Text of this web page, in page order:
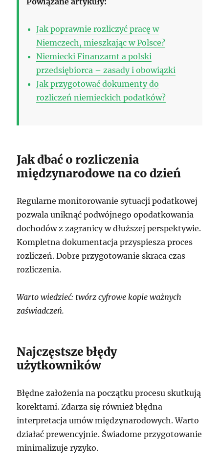
Jak poprawnie rozliczyć pracę w
Niemczech, mieszkając w Polsce?
Niemiecki Finanzamt a polski
przedsiębiorca – zasady i obowiązki
Jak przygotować dokumenty do
rozliczeń niemieckich podatków?
Jak dbać o rozliczenia
międzynarodowe na co dzień
Regularne monitorowanie sytuacji podatkowej
pozwala uniknąć podwójnego opodatkowania
dochodów z zagranicy w dłuższej perspektywie.
Kompletna dokumentacja przyspiesza proces
rozliczeń. Dobre przygotowanie skraca czas
rozliczenia.
Warto wiedzieć: twórz cyfrowe kopie ważnych
zaświadczeń.
Najczęstsze błędy
użytkowników
Błędne założenia na początku procesu skutkują
korektami. Zdarza się również błędna
interpretacja umów międzynarodowych. Warto
działać prewencyjnie. Świadome przygotowanie
minimalizuje ryzyko.